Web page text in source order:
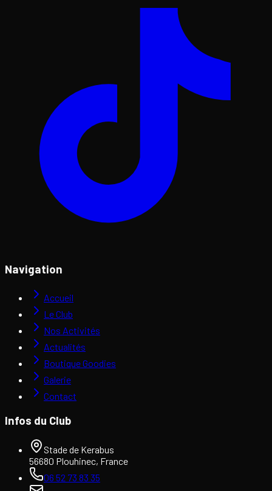
Navigation
Accueil
Le Club
Nos Activités
Actualités
Boutique Goodies
Galerie
Contact
Infos du Club
Stade de Kerabus
56680 Plouhinec, France
06 52 73 83 35